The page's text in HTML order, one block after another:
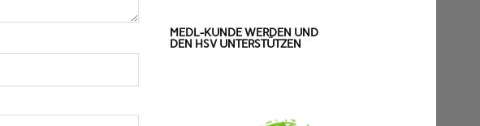
MEDL-KUNDE WERDEN UND
DEN HSV UNTERSTÜTZEN